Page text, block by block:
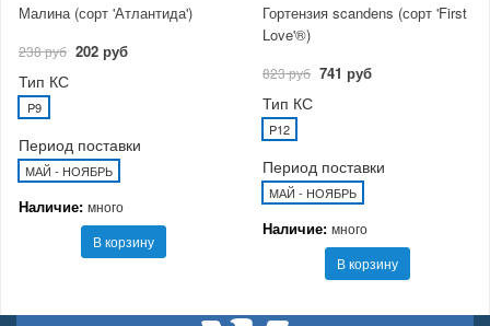
Малина (сорт 'Атлантида')
238 руб 202 руб
Тип КС
P9
Период поставки
МАЙ - НОЯБРЬ
Наличие: много
В корзину
Гортензия scandens (сорт 'First
Love'®)
823 руб 741 руб
Тип КС
P12
Период поставки
МАЙ - НОЯБРЬ
Наличие: много
В корзину